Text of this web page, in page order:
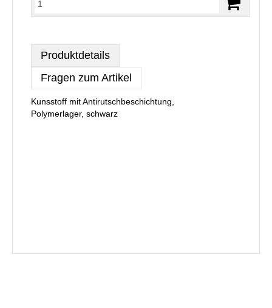
Produktdetails
Fragen zum Artikel
Kunsstoff mit Antirutschbeschichtung,
Polymerlager, schwarz